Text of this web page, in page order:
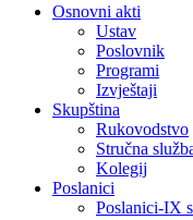
Osnovni akti
Ustav
Poslovnik
Programi
Izvještaji
Skupština
Rukovodstvo
Stručna
Kolegij
Poslanici
Poslanici-IX